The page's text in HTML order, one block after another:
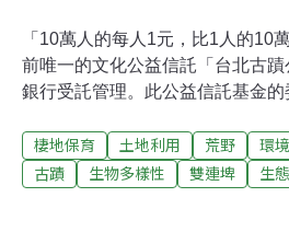
「10萬人的每人1元，比1人的10
前唯一的文化公益信託「台北古
銀行受託管理。此公益信託基金
段，讓這個城市有記憶、有過去
信託自開始設立以來，所募得的金
棲地保育 土地利用 荒野 環
古蹟
生物多樣性 雙連埤 生